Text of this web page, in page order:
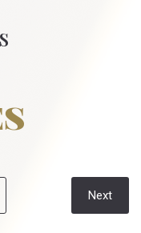
Next